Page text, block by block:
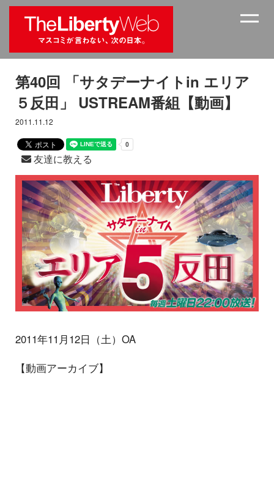
第40回 「サタデーナイトin エリア
５反田」 USTREAM番組【動画】
2011.11.12
友達に教える
2011年11月12日（土）OA
【動画アーカイブ】